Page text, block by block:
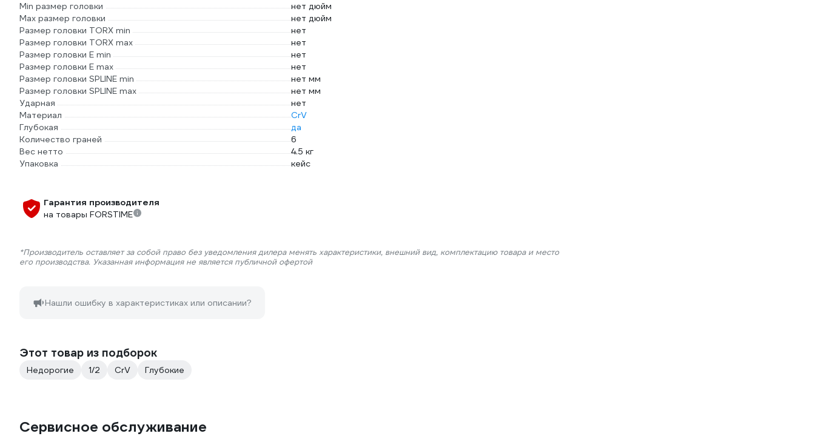
Min размер головки
нет дюйм
Max размер головки
нет дюйм
Размер головки TORX min
нет
Размер головки TORX max
нет
Размер головки E min
нет
Размер головки E max
нет
Размер головки SPLINE min
нет мм
Размер головки SPLINE max
нет мм
Ударная
нет
Материал
CrV
Глубокая
да
Количество граней
6
Вес нетто
4.5 кг
Упаковка
кейс
Гарантия производителя
на товары FORSTIME
*Производитель оставляет за собой право без уведомления дилера менять характеристики, внешний вид, комплектацию товара и место
его производства. Указанная информация не является публичной офертой
Нашли ошибку в характеристиках или описании?
Этот товар из подборок
Недорогие 1/2 CrV Глубокие
Сервисное обслуживание